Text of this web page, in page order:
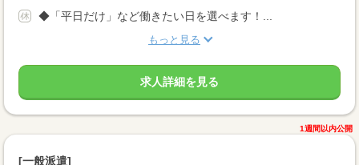
◆「平日だけ」など働きたい日を選べます！...
もっと見る
求人詳細を見る
1週間以内公開
[一般派遣]